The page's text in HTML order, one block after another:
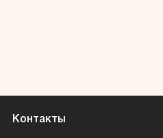
Контакты